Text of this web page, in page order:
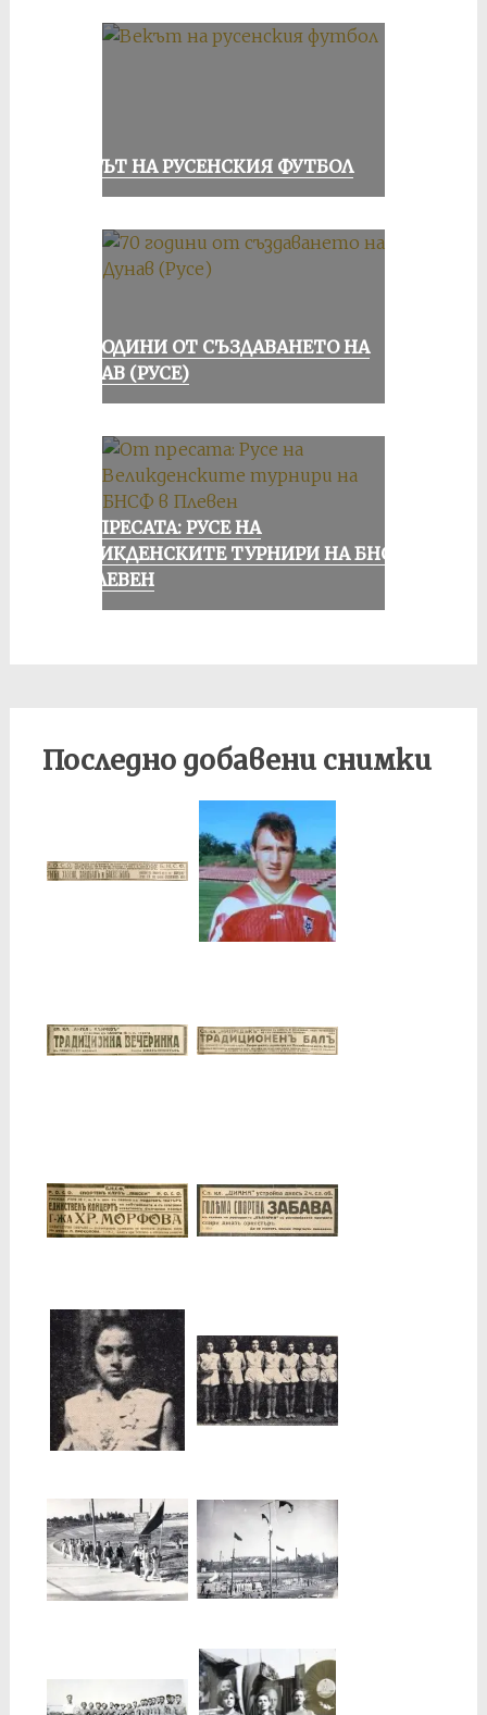
ВЕКЪТ НА РУСЕНСКИЯ ФУТБОЛ
70 ГОДИНИ ОТ СЪЗДАВАНЕТО НА
ДУНАВ (РУСЕ)
ОТ ПРЕСАТА: РУСЕ НА
ВЕЛИКДЕНСКИТЕ ТУРНИРИ НА БНСФ
В ПЛЕВЕН
Последно добавени снимки